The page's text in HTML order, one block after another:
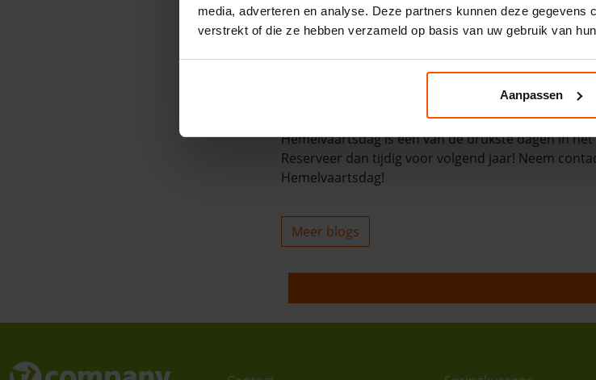
media, adverteren en analyse. Deze partners kunnen deze gegevens
verstrekt of die ze hebben verzameld op basis van uw gebruik van
Aanpassen
Een leuke combinatie die je steeds vaker ziet is
gezellige brunch of lunch georganiseerd met een
Of je nu zelf op blote voeten het gras intrekt of
maken! Na veel gesprongen te hebben en
Hemelvaart is en blijft populair
Hemelvaartsdag is een van de drukste dagen in
Reserveer dan tijdig voor volgend jaar! Neem
Hemelvaartsdag!
Meer blogs